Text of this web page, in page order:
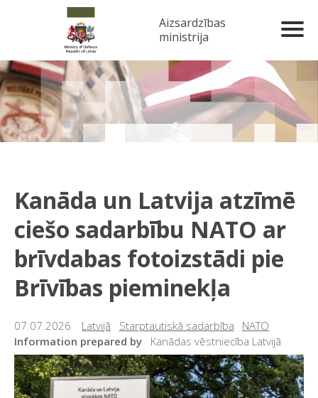
Aizsardzības
ministrija
Kanāda un Latvija atzīmē
ciešo sadarbību NATO ar
brīvdabas fotoizstādi pie
Brīvības pieminekļa
07.07.2026 Latvijā Starptautiskā sadarbība
NATO
Information prepared by
Kanādas vēstniecība Latvijā